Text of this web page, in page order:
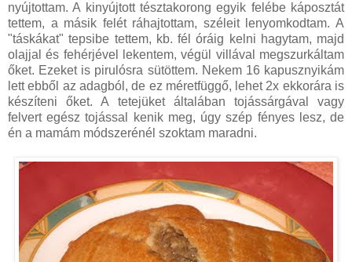
nyújtottam. A kinyújtott tésztakorong egyik felébe káposztát
tettem, a másik felét ráhajtottam, széleit lenyomkodtam. A
"táskákat" tepsibe tettem, kb. fél óráig kelni hagytam, majd
olajjal és fehérjével lekentem, végül villával megszurkáltam
őket. Ezeket is pirulósra sütöttem. Nekem 16 kapusznyikám
lett ebből az adagból, de ez méretfüggő, lehet 2x ekkorára is
készíteni őket. A tetejüket általában tojássárgával vagy
felvert egész tojással kenik meg, úgy szép fényes lesz, de
én a mamám módszerénél szoktam maradni.